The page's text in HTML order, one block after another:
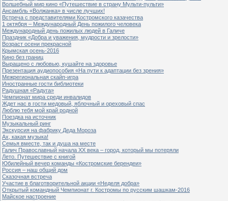
Волшебный мир кино «Путешествие в страну Мульти-пульти»
Ансамбль «Волжанка» в числе лучших!
Встреча с представителями Костромского казачества
1 октября – Международный День пожилого человека
Международный день пожилых людей в Галиче
Праздник «Добра и уважения, мудрости и зрелости»
Возраст осени прекрасной
Крымская осень-2016
Кино без границ
Выращено с любовью, кушайте на здоровье
Презентация аудиопособия «На пути к адаптации без зрения»
Межрегиональная скайп-игра
Иностранные гости библиотеки
Радушная «Радуга»
Чемпионат мира среди инвалидов
Ждет нас в гости медовый, яблочный и ореховый спас
Люблю тебя мой край родной
Поездка на источник
Музыкальный ринг
Экскурсия на фабрику Деда Мороза
Ах, какая музыка!
Семья вместе, так и душа на месте
Галич Православный начала ХХ века – город, который мы потеряли
Лето. Путешествие с книгой
Юбилейный вечер команды «Костромские берендеи»
Россия – наш общий дом
Сказочная встреча
Участие в благотворительной акции «Неделя добра»
Открытый командный Чемпионат г. Костромы по русским шашкам-2016
Майское настроение